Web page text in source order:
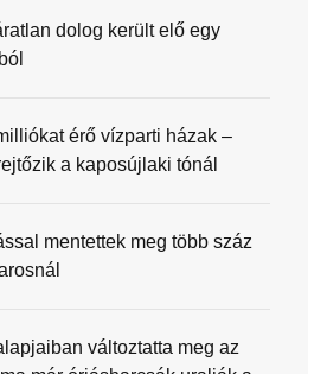
dolog került elő egy
érő vízparti házak –
a kaposújlaki tónál
mentettek meg több száz
változtatta meg az